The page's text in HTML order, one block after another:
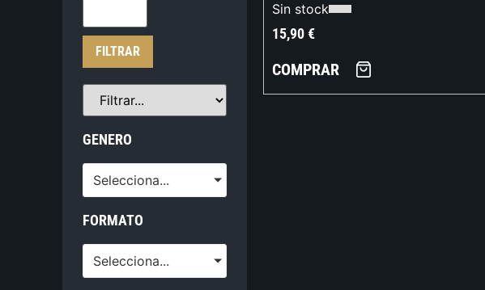
FILTRAR
GENERO
Selecciona...
FORMATO
Selecciona...
Sin stock
15,90€
COMPRAR